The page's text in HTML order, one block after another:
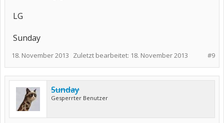
LG
Sunday
#9
18. November 2013 Zuletzt bearbeitet: 18. November 2013
Sunday
Gesperrter Benutzer